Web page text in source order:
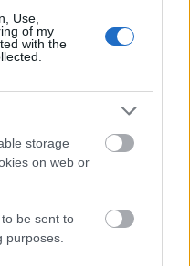
Use,
of my
with the
storage
on web or
be sent to
purposes.
til å være med på å
Thingnes Bø videre
seg ned på
på Raufoss blir
Men han blir